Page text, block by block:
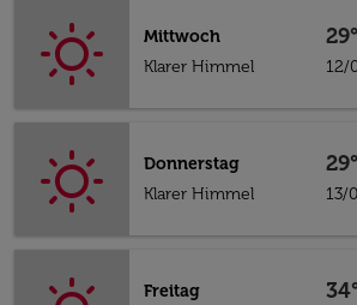
Mittwoch
Klarer Himmel
12/
Donnerstag
Klarer Himmel
13/
Freitag